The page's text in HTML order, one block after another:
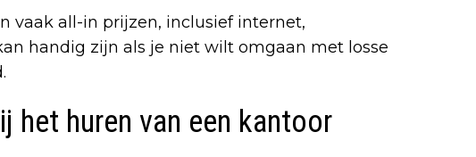
vaak all-in prijzen, inclusief internet,
handig zijn als je niet wilt omgaan met losse
het huren van een kantoor